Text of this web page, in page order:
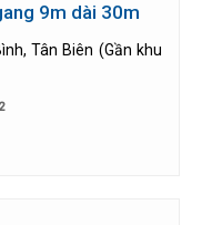
9m dài 30m
Tân Biên (Gần khu
2